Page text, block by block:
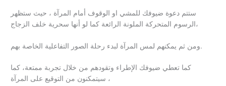
ستتم دعوة ضيوفك للمشي او الوقوف أمام المرآة ، حيث ستظهر
الرسوم المتحركة الملونة الرائعة كما لو أنها سحرية خلف الزجاج،
ومن ثم يمكنهم لمس المرآة لبدء رحلة الصور التفاعلية الخاصة بهم.
كما تعطي ضيوفك الإطراء وتقودهم من خلال تجربة ممتعة، كما
سيتمكنون من التوقيع على المرآة ،